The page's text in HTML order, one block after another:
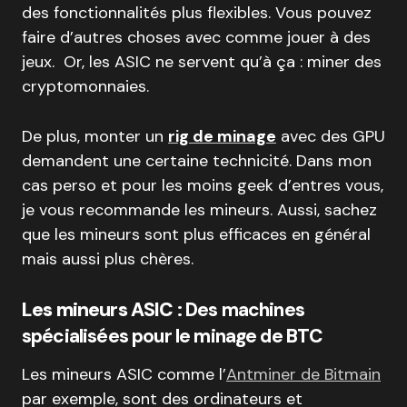
des fonctionnalités plus flexibles. Vous pouvez
faire d’autres choses avec comme jouer à des
jeux. Or, les ASIC ne servent qu’à ça : miner des
cryptomonnaies.
De plus, monter un rig de minage avec des GPU
demandent une certaine technicité. Dans mon
cas perso et pour les moins geek d’entres vous,
je vous recommande les mineurs. Aussi, sachez
que les mineurs sont plus efficaces en général
mais aussi plus chères.
Les mineurs ASIC : Des machines
spécialisées pour le minage de BTC
Les mineurs ASIC comme l’Antminer de Bitmain
par exemple, sont des ordinateurs et